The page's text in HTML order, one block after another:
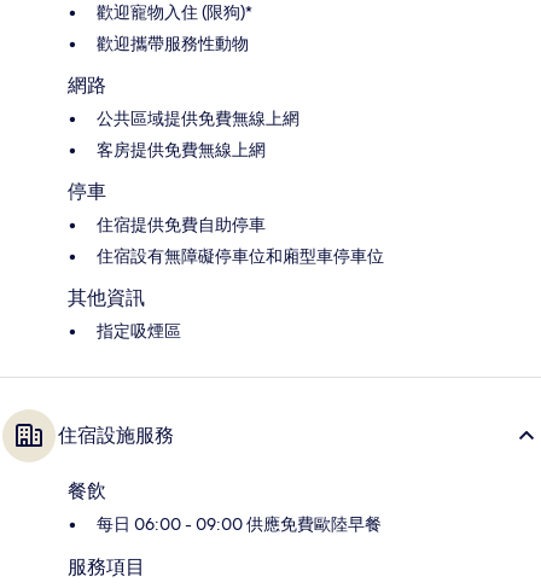
歡迎寵物入住 (限狗)*
歡迎攜帶服務性動物
網路
公共區域提供免費無線上網
客房提供免費無線上網
停車
住宿提供免費自助停車
住宿設有無障礙停車位和廂型車停車位
其他資訊
指定吸煙區
住宿設施服務
餐飲
每日 06:00 - 09:00 供應免費歐陸早餐
服務項目